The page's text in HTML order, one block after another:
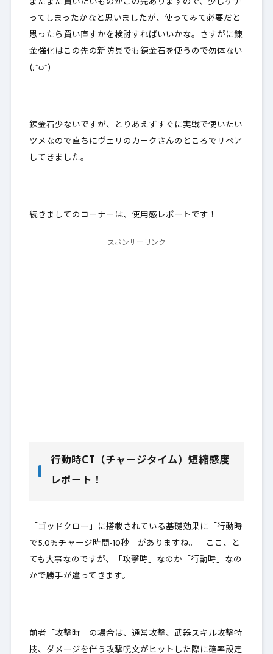
まだまだ買いたいものがこの先ありますので、少しケチ
ってしまったかなと思いましたが、使ってみて必要だと
思ったら買い直すかを検討すればいいかな。さすがに錬
金強化はこの先の新防具でも錬金石を使うので勿体ない
(;^ω^)
錬金石少ないですが、とりあえずすぐに実戦で使いたい
ツメなので直ちにヴェリのカークさんのところでリペア
してきました。
続きましてのコーナーは、使用感レポートです！
スポンサーリンク
行動時CT（チャージタイム）短縮感度
レポート！
「ゴッドクロー」に搭載されている基礎効果に「行動時
で5.0％チャージ時間-10秒」がありますね。 ここ、と
ても大事なのですが、 「攻撃時」なのか「行動時」なの
かで勝手が違ってきます。
前者「攻撃時」の場合は、通常攻撃、武器スキル攻撃特
技、ダメージを伴う攻撃呪文がヒットした際に確率設定